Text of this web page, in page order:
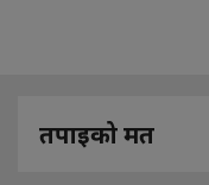
तपाइको मत